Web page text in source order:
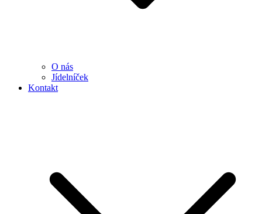
O nás
Jídelníček
Kontakt